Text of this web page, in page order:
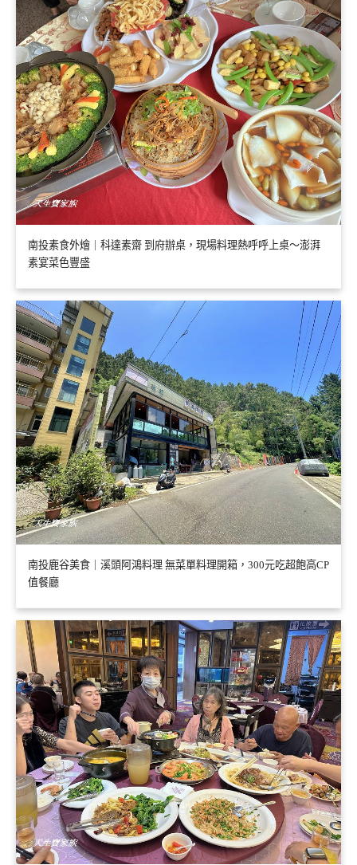
南投素食外燴｜科達素齋 到府辦桌，現場料理熱呼呼上桌～澎湃
素宴菜色豐盛
南投鹿谷美食｜溪頭阿鴻料理 無菜單料理開箱，300元吃超飽高CP
值餐廳